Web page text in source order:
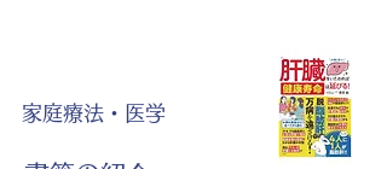
家庭療法・医学